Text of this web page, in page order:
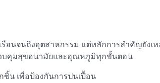
รือนจนถึงอุตสาหกรรม แต่หลักการสำคัญยั
วบคุมสุขอนามัยและอุณหภูมิทุกขั้นตอน
น เพื่อป้องกันการปนเปื้อน